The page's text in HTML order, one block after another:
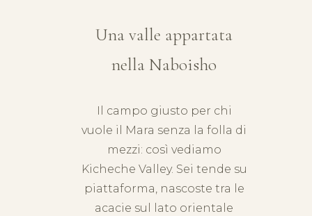
Una valle appartata
nella Naboisho
Il campo giusto per chi
vuole il Mara senza la folla di
mezzi: così vediamo
Kicheche Valley. Sei tende su
piattaforma, nascoste tra le
acacie sul lato orientale